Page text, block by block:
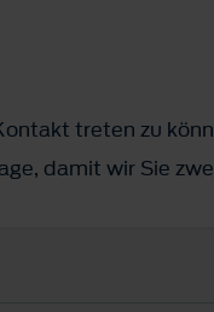
treten zu
damit wir Sie